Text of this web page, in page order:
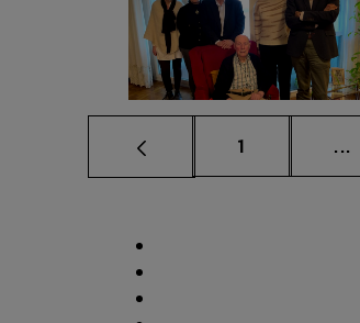
Página
1 ...